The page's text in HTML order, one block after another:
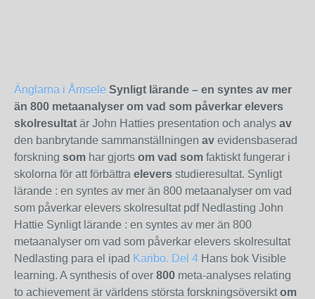
Änglarna i Åmsele Synligt lärande – en syntes av mer
än 800 metaanalyser om vad som påverkar elevers
skolresultat är John Hatties presentation och analys av
den banbrytande sam­manställningen av evidensbaserad
forskning som har gjorts om vad som faktiskt fungerar i
skolorna för att för­bättra elevers studieresultat. Synligt
lärande : en syntes av mer än 800 metaanalyser om vad
som påverkar elevers skolresultat pdf Nedlasting John
Hattie Synligt lärande : en syntes av mer än 800
metaanalyser om vad som påverkar elevers skolresultat
Nedlasting para el ipad Karibo. Del 4 Hans bok Visible
learning. A synthesis of over 800 meta-analyses relating
to achievement är världens största forskningsöversiktom